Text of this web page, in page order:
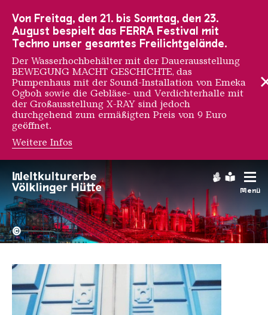
Menü
Matteo Fluido
Hochofengruppe in Rot
Copyright:
©
Von Freitag, den 21. bis Sonntag, den 23.
August bespielt das FERRA Festival mit
Techno unser gesamtes Freilichtgelände.
Der Wasserhochbehälter mit der Dauerausstellung
BEWEGUNG MACHT GESCHICHTE, das
Pumpenhaus mit der Sound-Installation von Emeka
Ogboh sowie die Gebläse- und Verdichterhalle mit
der Großausstellung X-RAY sind jedoch
durchgehend zum ermäßigten Preis von 9 Euro
geöffnet.
Weitere Infos